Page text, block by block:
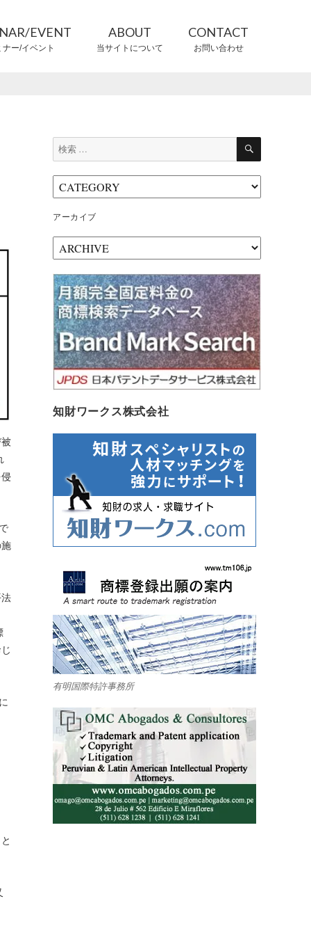
EVENT
ナー/イベント
ABOUT
当サイトについて
CONTACT
お問い合わせ
検
索:
検
アーカイブ
ー
カ
イ
ブ
知財ワークス株式会社
有明国際特許事務所